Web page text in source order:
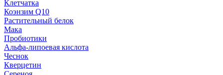
Клетчатка
Коэнзим Q10
Растительный белок
Мака
Пробиотики
Альфа-липоевая кислота
Чеснок
Кверцетин